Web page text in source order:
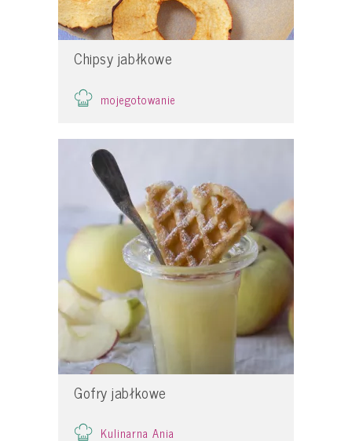
Chipsy jabłkowe
mojegotowanie
Gofry jabłkowe
Kulinarna Ania